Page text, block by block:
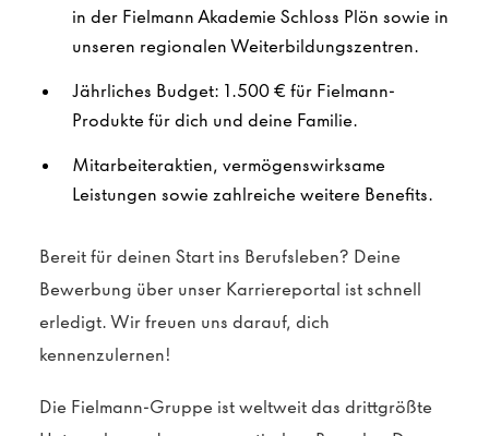
in der Fielmann Akademie Schloss Plön sowie in
unseren regionalen Weiterbildungszentren.
Jährliches Budget: 1.500 € für Fielmann-
Produkte für dich und deine Familie.
Mitarbeiteraktien, vermögenswirksame
Leistungen sowie zahlreiche weitere Benefits.
Bereit für deinen Start ins Berufsleben? Deine
Bewerbung über unser Karriereportal ist schnell
erledigt. Wir freuen uns darauf, dich
kennenzulernen!
Die Fielmann-Gruppe ist weltweit das drittgrößte